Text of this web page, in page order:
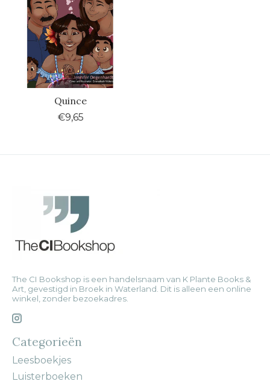
Quince
€9,65
The CI Bookshop is een handelsnaam van K Plante Books &
Art, gevestigd in Broek in Waterland. Dit is alleen een online
winkel, zonder bezoekadres.
Categorieën
Leesboekjes
Luisterboeken